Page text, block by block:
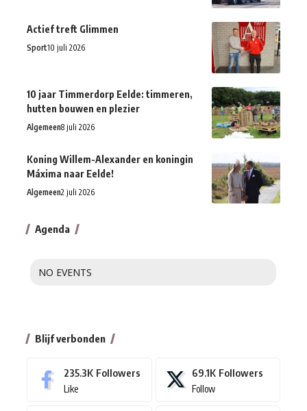
Actief treft Glimmen
Sport10 juli 2026
10 jaar Timmerdorp Eelde: timmeren,
hutten bouwen en plezier
Algemeen8 juli 2026
Koning Willem-Alexander en koningin
Máxima naar Eelde!
Algemeen2 juli 2026
Agenda
NO EVENTS
Blijf verbonden
235.3K Followers
Like
69.1K Followers
Follow